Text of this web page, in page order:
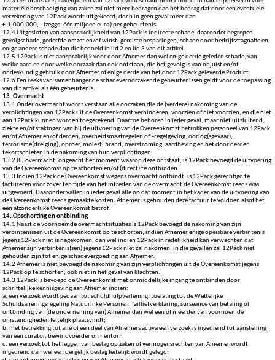
materiële beschadiging van zaken zal niet meer bedragen dan het bedrag dat door een eventuele
verzekering van 12Pack wordt uitgekeerd, doch in geen geval meer dan
€ 1.000.000,-- (zegge: één miljoen euro) per gebeurtenis.
12.4 Uitgesloten van aansprakelijkheid van 12Pack is indirecte schade, daaronder begrepen
gevolgschade, gederfde omzet en/of winst, gemiste besparingen, schade door bedrijfsstagnatie en
enige andere schade dan die bedoeld in lid 2 en lid 3 van dit artikel.
12.5 12Pack is niet aansprakelijk voor door Afnemer dan wel enige derde geleden schade, van
welke aard en door welke oorzaak dan ook ontstaan, die het gevolg is van onjuist en/of
ondeskundig gebruik door Afnemer of enige derde van het door 12Pack geleverde Product.
12.6 Een reeks van samenhangende schadeveroorzakende gebeurtenissen geldt voor de toepassing
van dit artikel als één gebeurtenis.
13. Overmacht
13.1 Onder overmacht wordt verstaan alle oorzaken die de (verdere) nakoming van de
verplichtingen van 12Pack uit de Overeenkomst verhinderen, voorzien of niet voorzien, en die niet
aan 12Pack kunnen worden toegerekend. Daartoe behoren in ieder geval, maar niet uitsluitend,
ziekte en/of stakingen van bij de uitvoering van de Overeenkomst betrokken personeel van 12Pack
en/of Afnemer en/of derden, overheidsmaatregelen of –regelgeving, oorlog(sgevaar),
terrorisme(dreiging), oproer, molest, brand, overstroming, aardbeving en het door derden
tekortschieten in de nakoming van hun verplichtingen.
13.2 Bij overmacht, ongeacht het moment waarop deze ontstaat, is 12Pack bevoegd de uitvoering
van de Overeenkomst op te schorten en/of (direct) te ontbinden.
13.3 Indien 12Pack de Overeenkomst wegens overmacht ontbindt, is 12Pack gerechtigd te
factureren voor zover ten tijde van het intreden van de overmacht de Overeenkomst reeds was
uitgevoerd. Daaronder vallen in ieder geval alle op dat moment in het kader van de uitvoering van
de Overeenkomst reeds gemaakte kosten. Afnemer is gehouden deze factuur te voldoen alsof het
een afzonderlijke Overeenkomst betrof.
14. Opschorting en ontbinding
14.1 Naast de voornoemde overmachtsituaties is 12Pack bevoegd de nakoming van zijn
verbintenissen uit de Overeenkomst op te schorten, indien Afnemer enige opeisbare verbintenis
jegens 12Pack niet is nagekomen, dan wel indien 12Pack in redelijkheid kan verwachten dat
Afnemer zijn verbintenis(sen) jegens 12Pack niet zal nakomen. In die gevallen zal 12Pack niet
gehouden zijn tot enige schadevergoeding aan Afnemer.
14.2 Afnemer is niet bevoegd de nakoming van zijn verplichtingen uit de Overeenkomst jegens
12Pack op te schorten, ook niet in het geval van klachten.
14.3 12Pack is bevoegd de Overeenkomst met onmiddellijke ingang te ontbinden door
schriftelijke kennisgeving aan Afnemer indien:
a. een verzoek wordt gedaan tot schuldhulpverlening, toelating tot de Wettelijke
Schuldsaneringsregeling Natuurlijke Personen, faillietverklaring, surseance van betaling of
ontbinding van (de onderneming van) Afnemer dan wel een of meerder van voornoemde
omstandigheden feitelijk plaatsvindt;
b. met betrekking tot alle of een deel van Afnemers activa een verzoek is ingediend tot aanstelling
van een curator, bewindvoerder of mentor;
c. een verzoek tot het leggen van beslag op zaken of vermogensrechten van Afnemer wordt
ingediend dan wel een dergelijk beslag feitelijk wordt gelegd;